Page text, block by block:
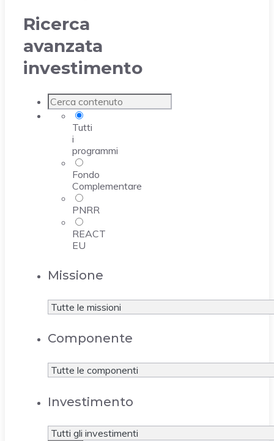
Ricerca
avanzata
investimento
Tutti
i
programmi
Fondo
Complementare
PNRR
REACT
EU
Missione
Componente
Investimento